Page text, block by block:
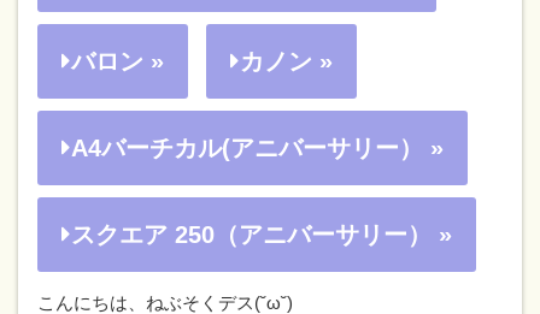
バロン » カノン »
A4バーチカル(アニバーサリー） »
スクエア 250（アニバーサリー） »
こんにちは、ねぶそくデス(˘ω˘)